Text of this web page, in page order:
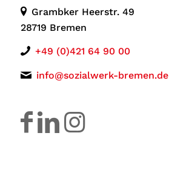
Grambker Heerstr. 49
28719 Bremen
+49 (0)421 64 90 00
info@sozialwerk-bremen.de